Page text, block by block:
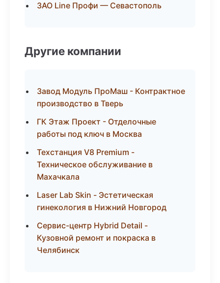
ЗАО Line Профи — Севастополь
Другие компании
Завод Модуль ПроМаш - Контрактное
производство в Тверь
ГК Этаж Проект - Отделочные
работы под ключ в Москва
Техстанция V8 Premium -
Техническое обслуживание в
Махачкала
Laser Lab Skin - Эстетическая
гинекология в Нижний Новгород
Сервис-центр Hybrid Detail -
Кузовной ремонт и покраска в
Челябинск